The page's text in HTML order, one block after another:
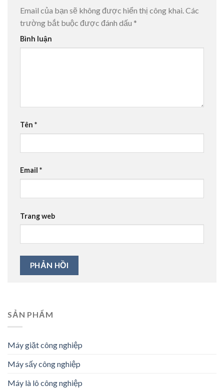
Email của bạn sẽ không được hiển thị công khai.Các
trường bắt buộc được đánh dấu *
Bình luận
Tên *
Email *
Trang web
SẢN PHẨM
Máy giặt công nghiệp
Máy sấy công nghiệp
Máy là lô công nghiệp